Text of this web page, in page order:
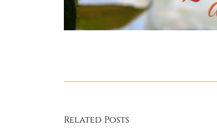
Related Posts